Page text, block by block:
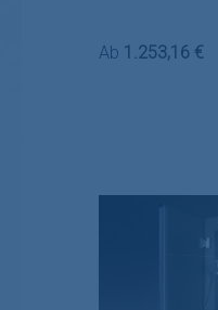
Regulärer Preis:
Ab 1.253,16 €